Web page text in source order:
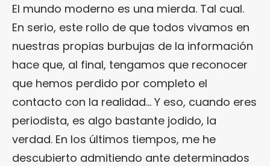
El mundo moderno es una mierda. Tal cual.
En serio, este rollo de que todos vivamos en
nuestras propias burbujas de la información
hace que, al final, tengamos que reconocer
que hemos perdido por completo el
contacto con la realidad… Y eso, cuando eres
periodista, es algo bastante jodido, la
verdad. En los últimos tiempos, me he
descubierto admitiendo ante determinados